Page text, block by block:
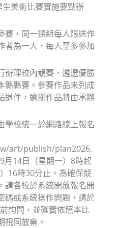
美術比賽實施要點辦
賽，同一類組每人限送作
者為一人，每人至多參加
辦理校內競賽，遴選優勝
縣縣賽。參賽作品未列成
退件，逾期作品將由承辦
學校統一於網路線上報名
art/publish/plan2026.
月14日（星期一）8時起
16時30分止。為確保競
請各校於系統開放報名開
碼或系統操作問題，請於
詢問，並確實依照本比
視同放棄。